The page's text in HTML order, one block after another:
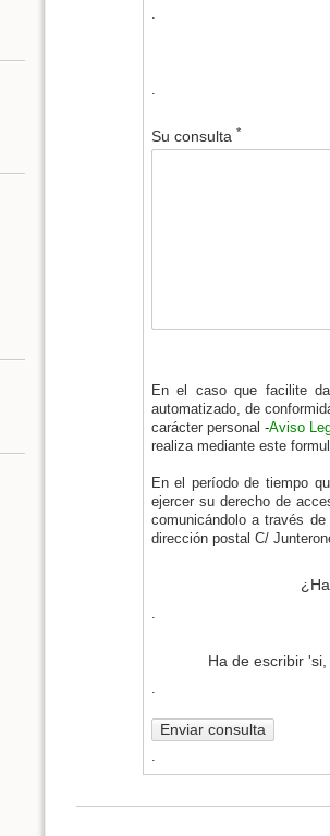
.
.
Su consulta *
En el caso que facilite
automatizado, de
carácter personal -Aviso
realiza mediante este
En el período de tiempo
ejercer su derecho de
comunicándolo a través
dirección postal C/
.
Ha de escribir
.
Enviar consulta
.